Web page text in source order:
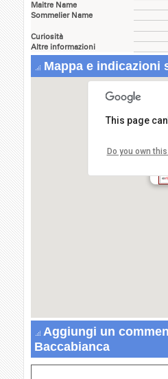
Maitre Name
Sommelier Name
Curiosità
Altre informazioni
Mappa e indicazioni
This page
Do you own
Aggiungi un
Baccabianca